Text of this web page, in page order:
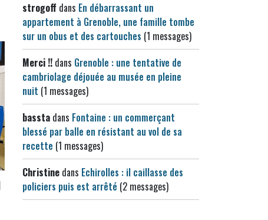
strogoff dans En débarrassant un
appartement à Grenoble, une famille tombe
sur un obus et des cartouches (1 messages)
Merci !! dans Grenoble : une tentative de
cambriolage déjouée au musée en pleine
nuit (1 messages)
bassta dans Fontaine : un commerçant
blessé par balle en résistant au vol de sa
recette (1 messages)
Christine dans Echirolles : il caillasse des
policiers puis est arrêté (2 messages)